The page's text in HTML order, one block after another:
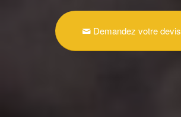
Demandez votre devis